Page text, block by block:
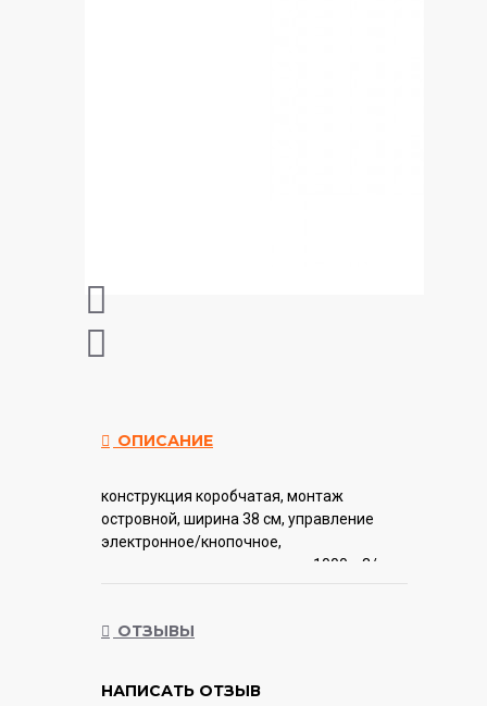
ОПИСАНИЕ
конструкция коробчатая, монтаж
островной, ширина 38 см, управление
электронное/кнопочное,
производительность мотора 1000 м3/ч,
Гарантия:12 мес.
ОТЗЫВЫ
НАПИСАТЬ ОТЗЫВ